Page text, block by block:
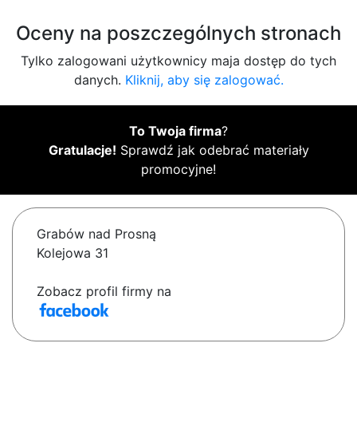
Oceny na poszczególnych stronach
Tylko zalogowani użytkownicy maja dostęp do tych
danych. Kliknij, aby się zalogować.
To Twoja firma?
Gratulacje! Sprawdź jak odebrać materiały
promocyjne!
Grabów nad Prosną
Kolejowa 31
Zobacz profil firmy na